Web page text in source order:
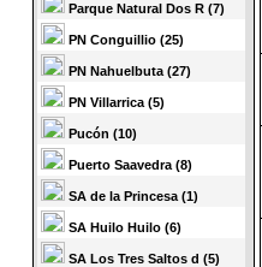
Parque Natural Dos R (7)
PN Conguillio (25)
PN Nahuelbuta (27)
PN Villarrica (5)
Pucón (10)
Puerto Saavedra (8)
SA de la Princesa (1)
SA Huilo Huilo (6)
SA Los Tres Saltos d (5)